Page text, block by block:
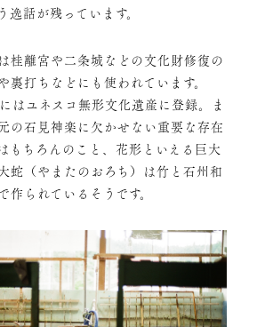
逸話が残っています。
桂離宮や二条城などの文化財修復の
裏打ちなどにも使われています。
はユネスコ無形文化遺産に登録。ま
の石見神楽に欠かせない重要な存在
もちろんのこと、花形といえる巨大
蛇（やまたのおろち）は竹と石州和
作られているそうです。